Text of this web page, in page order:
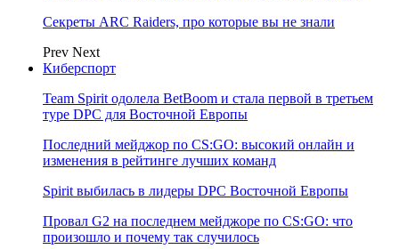
Секреты ARC Raiders, про которые вы не знали
Prev Next
Киберспорт
Team Spirit одолела BetBoom и стала первой в третьем
туре DPC для Восточной Европы
Последний мейджор по CS:GO: высокий онлайн и
изменения в рейтинге лучших команд
Spirit выбилась в лидеры DPC Восточной Европы
Провал G2 на последнем мейджоре по CS:GO: что
произошло и почему так случилось